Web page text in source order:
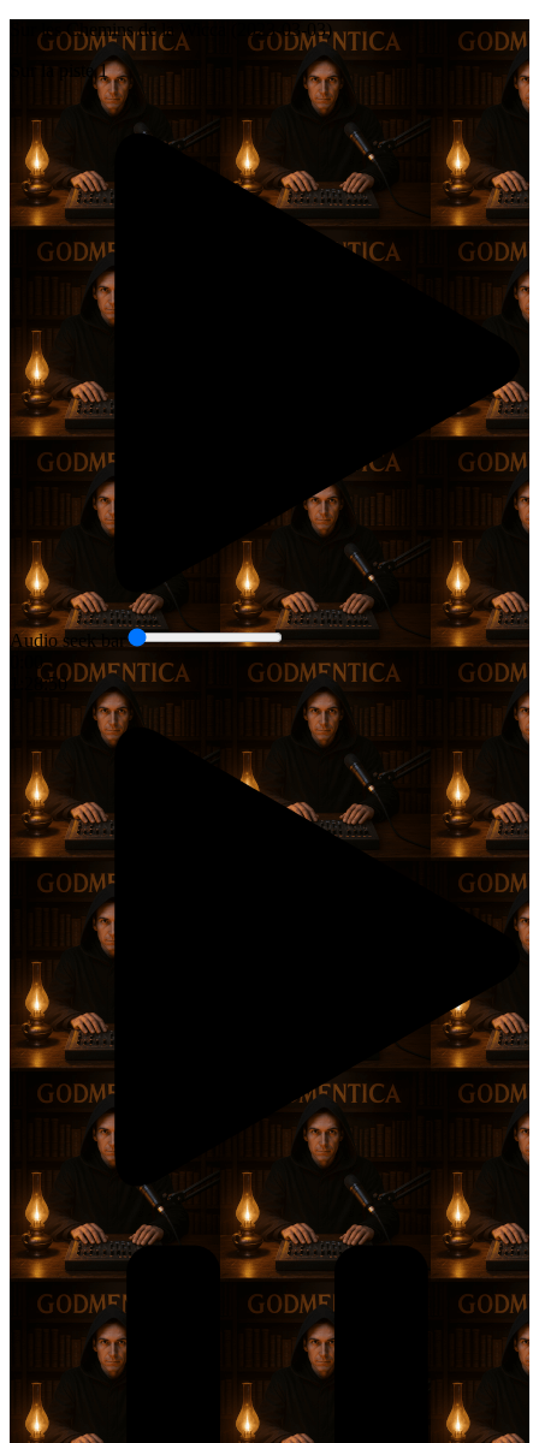
Sur les Chemins de la Wicca (2023-03-03)
Sur la piste 1
Audio seek bar
0:00
1:28:50